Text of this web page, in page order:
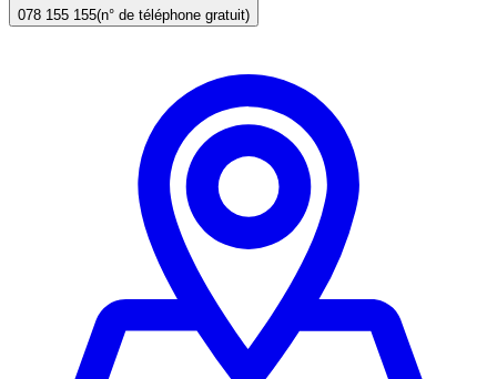
078 155 155(n° de téléphone gratuit)